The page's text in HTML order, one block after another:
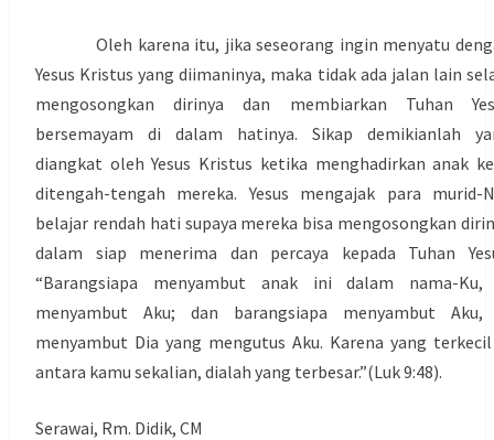
Oleh karena itu, jika seseorang ingin menyatu
Yesus Kristus yang diimaninya, maka tidak ada jalan lain
mengosongkan dirinya dan membiarkan Tuhan
bersemayam di dalam hatinya. Sikap demikianlah
diangkat oleh Yesus Kristus ketika menghadirkan anak
ditengah-tengah mereka. Yesus mengajak para murid-
belajar rendah hati supaya mereka bisa mengosongkan
dalam siap menerima dan percaya kepada Tuhan
“Barangsiapa menyambut anak ini dalam nama-
menyambut Aku; dan barangsiapa menyambut
menyambut Dia yang mengutus Aku. Karena yang
antara kamu sekalian, dialah yang terbesar.”(Luk 9:48).
Serawai, Rm. Didik, CM